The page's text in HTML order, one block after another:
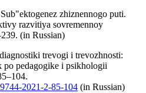
zhiznennogo puti.
razvitiya sovremennoy
(in Russian)
trevogi i trevozhnosti:
po pedagogike i psikhologii
2021-2-85-104 (in Russian)